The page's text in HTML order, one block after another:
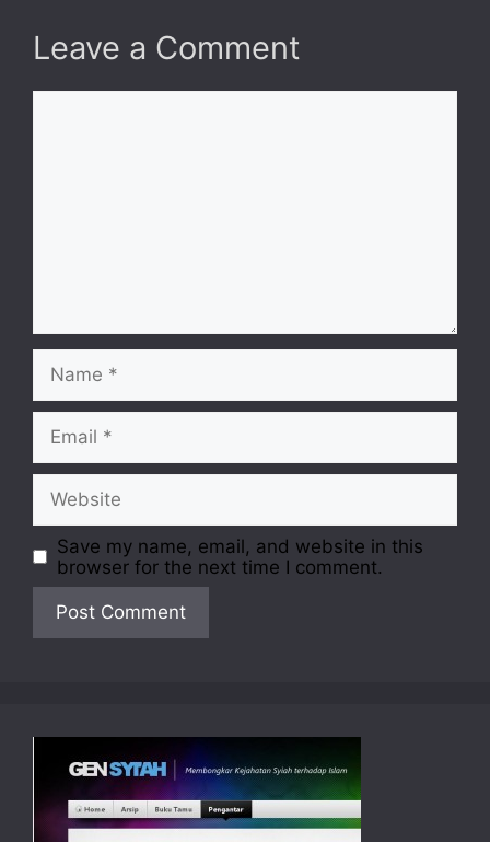
Leave a Comment
Save my name, email, and website in this
browser for the next time I comment.